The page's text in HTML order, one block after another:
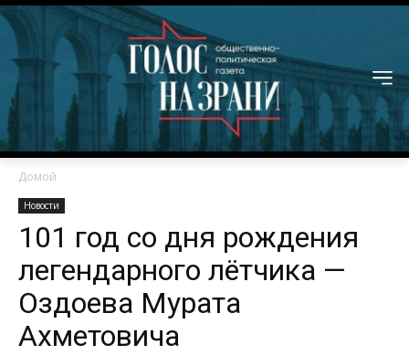
Домой
Новости
101 год со дня рождения
легендарного лётчика —
Оздоева Мурата
Ахметовича